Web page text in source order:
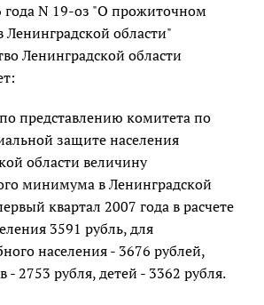
года N 19-оз "О прожиточном
области"
Ленинградской области
представлению комитета по
защите населения
области величину
минимума в Ленинградской
квартал 2007 года в расчете
3591 рубль, для
населения - 3676 рублей,
- 2753 рубля, детей - 3362 рубля.